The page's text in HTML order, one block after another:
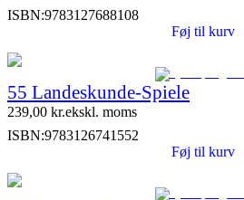
ISBN:9783127688108
Føj til kurv
55 Landeskunde-Spiele
239,00 kr.ekskl. moms
ISBN:9783126741552
Føj til kurv